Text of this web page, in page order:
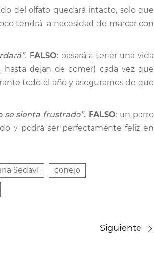
del olfato quedará intacto, solo que
tendrá la necesidad de marcar con
FALSO: pasará a tener una vida
dejan de comer) cada vez que
todo el año y asegurarnos de que
se sienta frustrado”. FALSO: un perro
y podrá ser perfectamente feliz en
Sedaví conejo
Siguiente